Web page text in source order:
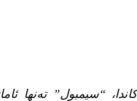
“سیمبول” تەنها